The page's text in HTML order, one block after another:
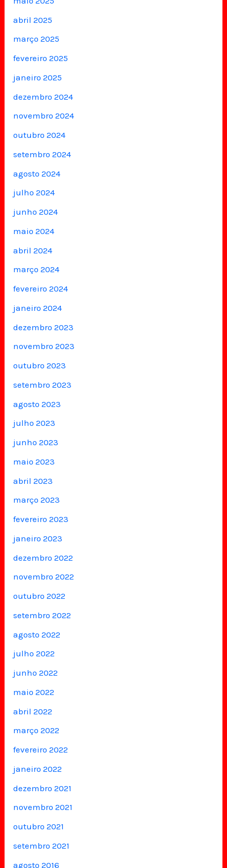
abril 2025
março 2025
fevereiro 2025
janeiro 2025
dezembro 2024
novembro 2024
outubro 2024
setembro 2024
agosto 2024
julho 2024
junho 2024
maio 2024
abril 2024
março 2024
fevereiro 2024
janeiro 2024
dezembro 2023
novembro 2023
outubro 2023
setembro 2023
agosto 2023
julho 2023
junho 2023
maio 2023
abril 2023
março 2023
fevereiro 2023
janeiro 2023
dezembro 2022
novembro 2022
outubro 2022
setembro 2022
agosto 2022
julho 2022
junho 2022
maio 2022
abril 2022
março 2022
fevereiro 2022
janeiro 2022
dezembro 2021
novembro 2021
outubro 2021
setembro 2021
agosto 2016